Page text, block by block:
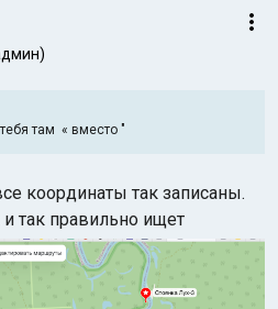
там « вместо "
координаты так записаны.
так правильно ищет